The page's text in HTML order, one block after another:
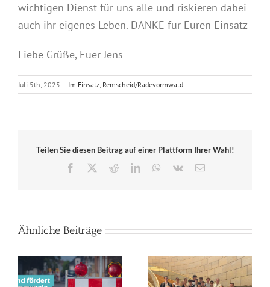
wichtigen Dienst für uns alle und riskieren dabei
auch ihr eigenes Leben. DANKE für Euren Einsatz
Liebe Grüße, Euer Jens
Juli 5th, 2025 | Im Einsatz, Remscheid/Radevormwald
Teilen Sie diesen Beitrag auf einer Plattform Ihrer Wahl!
Facebook
RedditLinkedInWhatsApp
Vk
E-
Ähnliche Beiträge